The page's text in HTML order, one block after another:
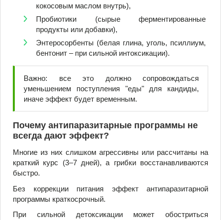
кокосовым маслом внутрь),
Пробиотики (сырые ферментированные
продукты или добавки),
Энтеросорбенты (белая глина, уголь, псиллиум,
бентонит – при сильной интоксикации).
Важно: все это должно сопровождаться
уменьшением поступления "еды" для кандиды,
иначе эффект будет временным.
Почему антипаразитарные программы не
всегда дают эффект?
Многие из них слишком агрессивны или рассчитаны на
краткий курс (3–7 дней), а грибки восстанавливаются
быстро.
Без коррекции питания эффект антипаразитарной
программы краткосрочный.
При сильной детоксикации может обостриться